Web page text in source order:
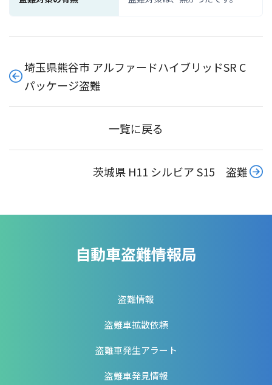
埼玉県熊谷市 アルファードハイブリッドSR C
パッケージ盗難
一覧に戻る
茨城県 H11 シルビア S15 盗難
自動車盗難情報局
盗難情報
盗難車拡散依頼
盗難車発生アラート
盗難車発見情報